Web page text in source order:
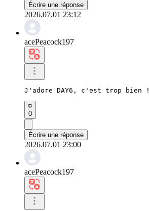
Écrire une réponse
2026.07.01 23:12
acePeacock197
J'adore DAY6, c'est trop bien !
0
Écrire une réponse
2026.07.01 23:00
acePeacock197